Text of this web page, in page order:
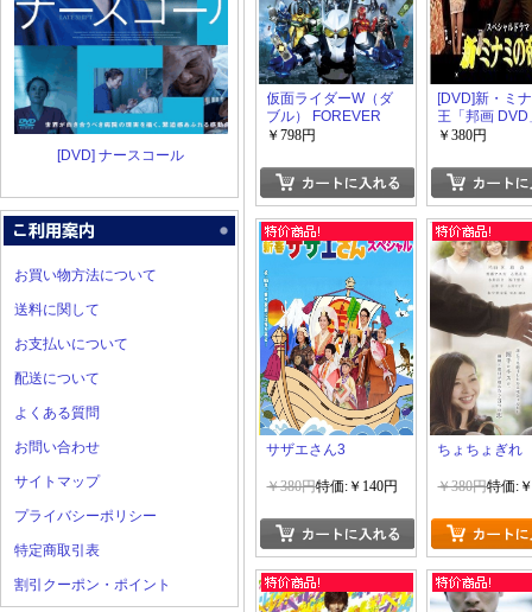
[DVD] ナースコール
お買い物方法について
送料に関して
お支払いについて
配送について
よくある質問
お問い合わせ
サイトマップ
プライバシーポリシー
特定商取引表
割引クーポン・ポイント
仮面ライダーW（ダ
ブル） FOREVER
AtoZ 運命のガイアメ
￥798円
[DVD]新・ミ
王「邦画 DVD
￥380円
サザエさん3
￥380円特価:￥140円
ちょちょぎれ
￥380円特価: